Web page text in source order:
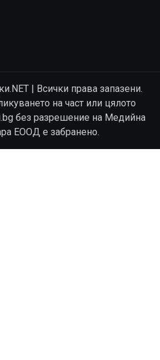
| Всички права запазени.
на част или цялото
без разрешение на Медийна
ЕООД е забранено.